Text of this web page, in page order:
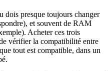
dois presque toujours changer
et souvent de RAM
Acheter ces trois
vérifier la compatibilité entre
tout est compatible, dans un